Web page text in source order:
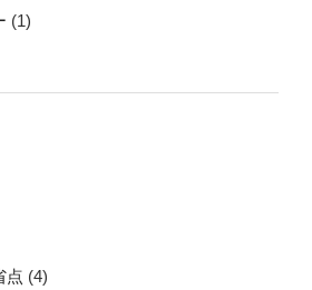
(1)
点 (4)